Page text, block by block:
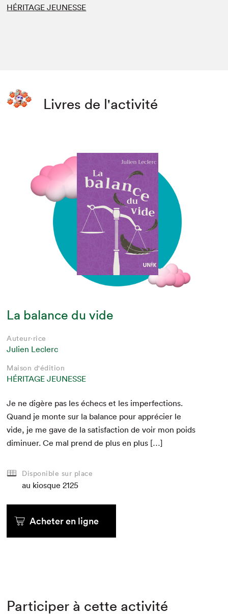
HÉRITAGE JEUNESSE
Livres de l'activité
La balance du vide
Auteur·rice
Julien Leclerc
Maison d'édition
HÉRITAGE JEUNESSE
Je ne digère pas les échecs et les imper­fec­tions.
Quand je monte sur la bal­ance pour appréci­er le
vide, je me gave de la sat­is­fac­tion de voir mon poids
dimin­uer. Ce mal prend de plus en plus […]
Disponible sur place
au kiosque 2125
Acheter en ligne
Participer à cette activité